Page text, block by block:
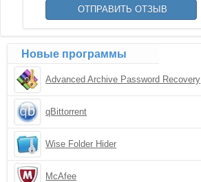
Новые программы
Advanced Archive Password Recovery
qBittorrent
Wise Folder Hider
McAfee